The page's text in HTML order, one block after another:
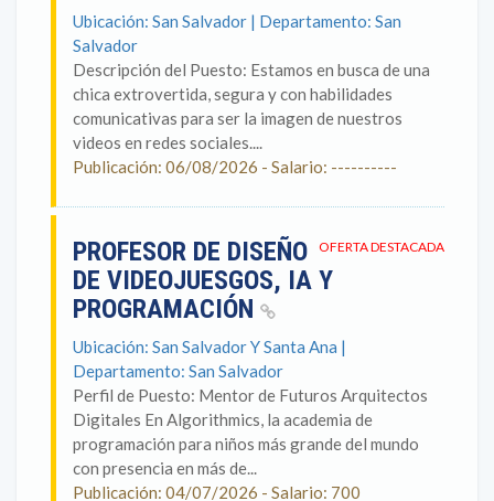
Ubicación: San Salvador | Departamento: San
Salvador
Descripción del Puesto: Estamos en busca de una
chica extrovertida, segura y con habilidades
comunicativas para ser la imagen de nuestros
videos en redes sociales....
Publicación: 06/08/2026 - Salario: ----------
OFERTA DESTACADA
PROFESOR DE DISEÑO
DE VIDEOJUESGOS, IA Y
PROGRAMACIÓN
Ubicación: San Salvador Y Santa Ana |
Departamento: San Salvador
Perfil de Puesto: Mentor de Futuros Arquitectos
Digitales En Algorithmics, la academia de
programación para niños más grande del mundo
con presencia en más de...
Publicación: 04/07/2026 - Salario: 700